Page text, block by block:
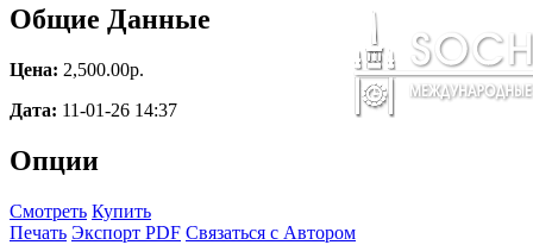
Общие Данные
Цена: 2,500.00p.
Дата: 11-01-26 14:37
Опции
Смотреть Купить
Печать Экспорт PDF Связаться с Автором